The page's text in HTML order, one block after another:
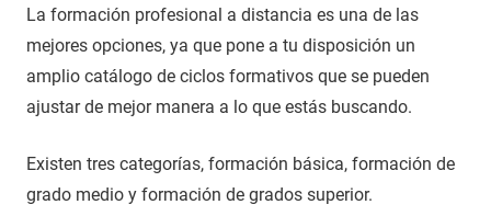
La formación profesional a distancia es una de las
mejores opciones, ya que pone a tu disposición un
amplio catálogo de ciclos formativos que se pueden
ajustar de mejor manera a lo que estás buscando.
Existen tres categorías, formación básica, formación de
grado medio y formación de grados superior.